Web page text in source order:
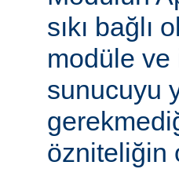
sıkı
modüle
sunucuyu
özniteliğin